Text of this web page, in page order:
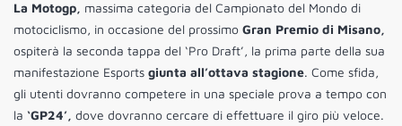
La Motogp, massima categoria del Campionato del Mondo di
motociclismo, in occasione del prossimo Gran Premio di Misano,
ospiterà la seconda tappa del ‘Pro Draft’, la prima parte della sua
manifestazione Esports giunta all’ottava stagione. Come sfida,
gli utenti dovranno competere in una speciale prova a tempo con
la ‘GP24’, dove dovranno cercare di effettuare il giro più veloce.